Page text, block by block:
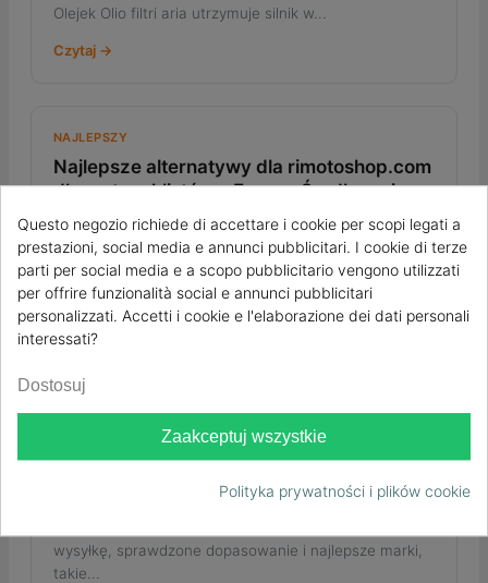
Olejek Olio filtri aria utrzymuje silnik w...
Czytaj →
NAJLEPSZY
Najlepsze alternatywy dla rimotoshop.com
dla motocyklistów z Europy Środkowej
Odkryj najlepsze alternatywy dla rimotoshop.com dla
motocyklistów z Europy Środkowej. Odkryj Sixrace i
inne opcje wysokiej jakości części rowerowych już
dziś!
Czytaj →
NAJLEPSZE
Najlepsze alternatywy dla forbikes.it dla
Odkryj najlepsze alternatywy dla forbikes.it dla
wysyłkę, sprawdzone dopasowanie i najlepsze marki,
takie...
Questo negozio richiede di accettare i cookie per scopi legati a
prestazioni, social media e annunci pubblicitari. I cookie di terze
parti per social media e a scopo pubblicitario vengono utilizzati
per offrire funzionalità social e annunci pubblicitari
personalizzati. Accetti i cookie e l'elaborazione dei dati personali
interessati?
Dostosuj
Zaakceptuj wszystkie
Polityka prywatności i plików cookie